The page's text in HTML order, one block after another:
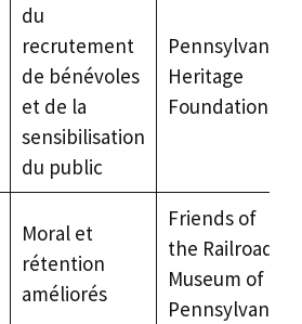
du
recrutement
de bénévoles
et de la
sensibilisation
du public
Pennsylvania
Heritage
Foundation
Moral et
rétention
améliorés
Friends of
the Railroad
Museum of
Pennsylvania